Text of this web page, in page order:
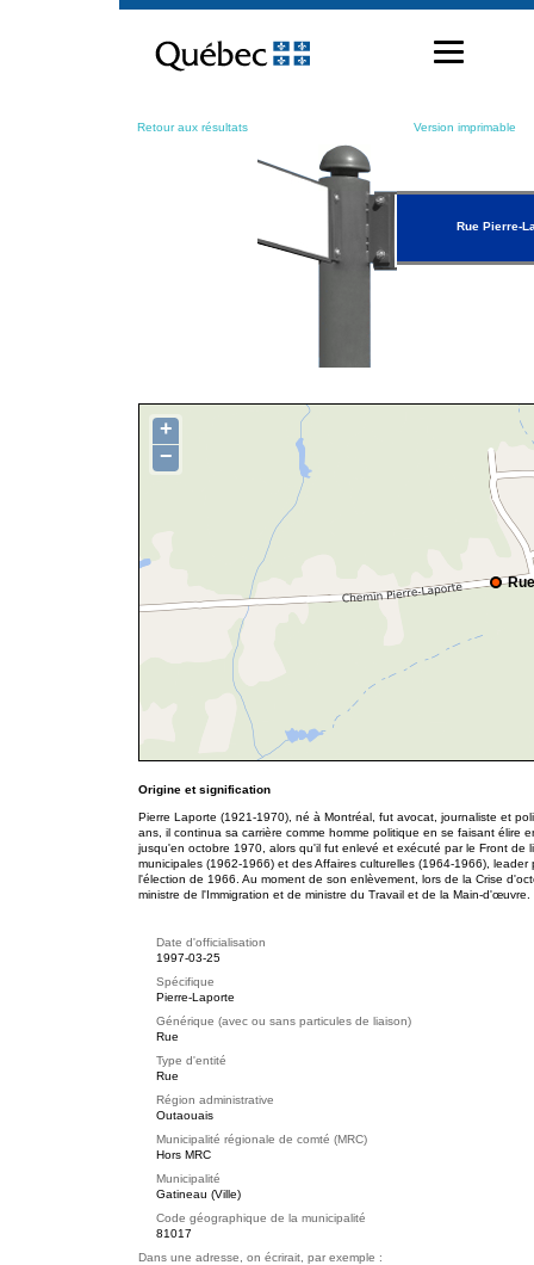
contenu
Retour aux résultats Version imprimable
Rue Pierre-
+
−
Origine et signification
Pierre Laporte (1921-1970), né à Montréal, fut avocat, journaliste et
ans, il continua sa carrière comme homme politique en se faisant élire
jusqu'en octobre 1970, alors qu'il fut enlevé et exécuté par le Front de
municipales (1962-1966) et des Affaires culturelles (1964-1966),
l'élection de 1966. Au moment de son enlèvement, lors de la Crise
ministre de l'Immigration et de ministre du Travail et de la Main-d'œuvre.
Date d'officialisation
1997-03-25
Spécifique
Pierre-Laporte
Générique (avec ou sans particules de liaison)
Rue
Type d'entité
Rue
Région administrative
Outaouais
Municipalité régionale de comté (MRC)
Hors MRC
Municipalité
Gatineau (Ville)
Code géographique de la municipalité
81017
Dans une adresse, on écrirait, par exemple :